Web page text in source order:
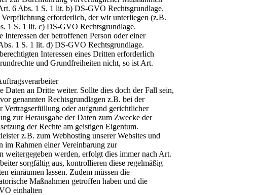
6 Abs. 1 S. 1 lit. b) DS-GVO Rechtsgrundlage.
erforderlich, der wir unterliegen (z.B.
1 S. 1 lit. c) DS-GVO Rechtsgrundlage.
der betroffenen Person oder einer
1 S. 1 lit. d) DS-GVO Rechtsgrundlage.
Interessen eines Dritten erforderlich
und Grundfreiheiten nicht, so ist Art.
an Dritte weiter. Sollte dies doch der Fall sein,
genannten Rechtsgrundlagen z.B. bei der
Vertragserfüllung oder aufgrund gerichtlicher
zur Herausgabe der Daten zum Zwecke der
der Rechte am geistigen Eigentum.
z.B. zum Webhosting unserer Websites und
im Rahmen einer Vereinbarung zur
weitergegeben werden, erfolgt dies immer nach Art.
sorgfältig aus, kontrollieren diese regelmäßig
einräumen lassen. Zudem müssen die
Maßnahmen getroffen haben und die
einhalten